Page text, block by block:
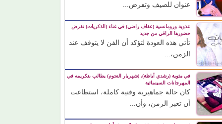
عنوان للصيف وتفرض...
عذوبة ورومانسية (عفاف راضي) في غناء (الذكريات) تفرض
حضورها الراقي من جديد
تأتي هذه العودة لتؤكد أن الفن لا يتوقف عند
الزمن،...
في مئوية (رشدي أباظة)، (شهريار النجوم) يطالب بتكريمه في
المهرجانات السينمائية
كان حالة جماهيرية وفنية كاملة، استطاعت
أن تعبر الزمن، وأن...